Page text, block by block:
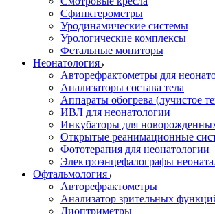
Сфинктерометры
Уродинамические системы
Урологические комплексы
Фетальные мониторы
Неонатология
Авторефрактометры для
Анализаторы состава тела
Аппараты обогрева (лучистое
ИВЛ для неонатологии
Инкубаторы для
Открытые реанимационные
Фототерапия для неонатологии
Электроэнцефалографы
Офтальмология
Авторефрактометры
Анализатор зрительных
Диоптриметры